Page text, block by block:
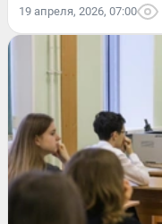
19 апреля, 2026, 07:00